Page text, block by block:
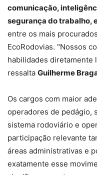
comunicação,
segurança do trabalho,
entre os mais
EcoRodovias. "Nossos
habilidades diretamente
ressalta Guilherme
Os cargos com maior
operadores de pedágio,
sistema rodoviário e
participação relevante
áreas administrativas e
exatamente esse